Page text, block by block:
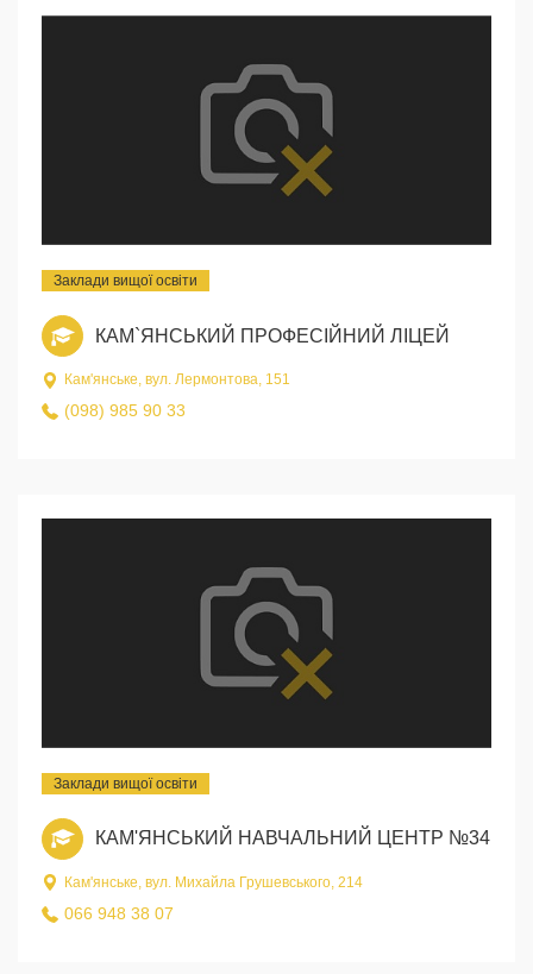
Заклади вищої освіти
КАМ`ЯНСЬКИЙ ПРОФЕСІЙНИЙ ЛІЦЕЙ
Кам'янське, вул. Лермонтова, 151
(098) 985 90 33
Заклади вищої освіти
КАМ'ЯНСЬКИЙ НАВЧАЛЬНИЙ ЦЕНТР №34
Кам'янське, вул. Михайла Грушевського, 214
066 948 38 07